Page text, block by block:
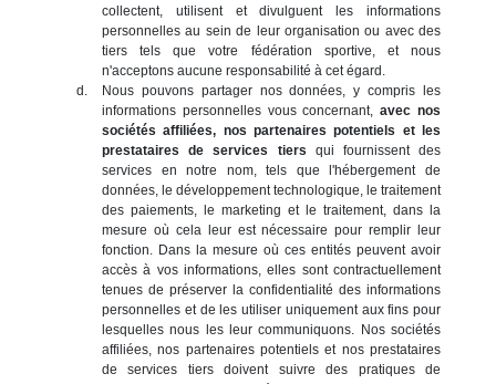
collectent, utilisent et divulguent les informations
personnelles au sein de leur organisation ou avec des
tiers tels que votre fédération sportive, et nous
n'acceptons aucune responsabilité à cet égard.
Nous pouvons partager nos données, y compris les
informations personnelles vous concernant,avec nos
sociétés affiliées, nos partenaires potentiels et les
prestataires de services tiers qui fournissent des
services en notre nom, tels que l'hébergement de
données, le développement technologique, le traitement
des paiements, le marketing et le traitement, dans la
mesure où cela leur est nécessaire pour remplir leur
fonction. Dans la mesure où ces entités peuvent avoir
accès à vos informations, elles sont contractuellement
tenues de préserver la confidentialité des informations
personnelles et de les utiliser uniquement aux fins pour
lesquelles nous les leur communiquons. Nos sociétés
affiliées, nos partenaires potentiels et nos prestataires
de services tiers doivent suivre des pratiques de